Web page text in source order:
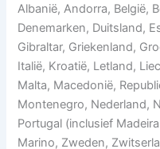
Albanië, Andorra, België,
Denemarken, Duitsland,
Gibraltar, Griekenland,
Italië, Kroatië, Letland,
Malta, Macedonië,
Montenegro, Nederland,
Portugal (inclusief
Marino, Zweden,